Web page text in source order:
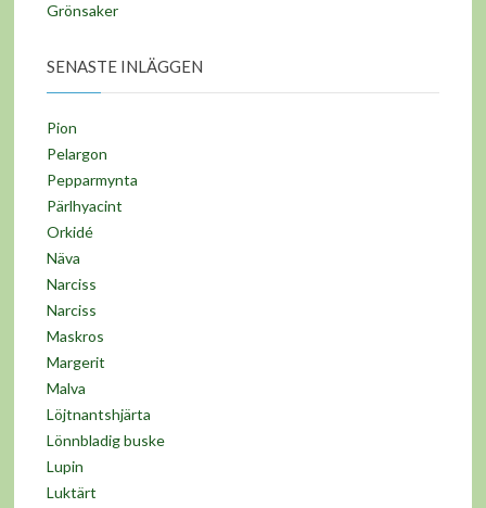
Grönsaker
SENASTE INLÄGGEN
Pion
Pelargon
Pepparmynta
Pärlhyacint
Orkidé
Näva
Narciss
Narciss
Maskros
Margerit
Malva
Löjtnantshjärta
Lönnbladig buske
Lupin
Luktärt